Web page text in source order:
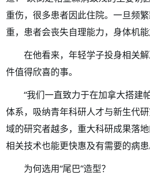
重伤，很多患者因此住院。一旦频
重，患者会丧失自理能力，身体机
在他看来，年轻学子投身相关
件值得欣喜的事。
“我们一直致力于在加拿大搭建
体系，吸纳青年科研人才与新生代
域的研究者越多，重大科研成果落地
相关技术也能更快惠及有需要的病患
为何选用“尾巴”造型？